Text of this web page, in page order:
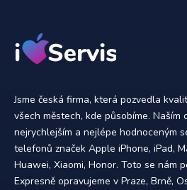
Jsme česká firma, která pozvedla
všech městech, kde působíme. Naším
nejrychlejším a nejlépe hodnoceným
telefonů značek Apple iPhone, iPad,
Huawei, Xiaomi, Honor. Toto se nám
Expresně opravujeme v Praze, Brně,